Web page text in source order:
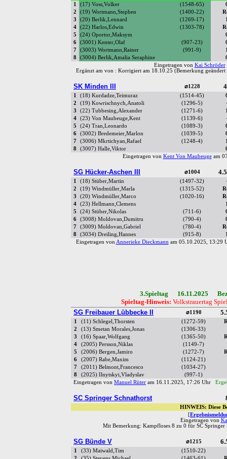
1 (17) Voss,Volker (1548-65)
2
(19) Wortmann,Stephen (1400-22)
3
(20) Berlik,Lennard (1269-17)
4
(22) Harlos,Edwin (1303-78)
5
(24) Oportor,Maksym
6
(3001) Kenter,Olaf (907-23)
7
(3003) Wortmann,Rainer (991-9)
8
(3004) Berlik,Amalia Seraphine
Eingetragen von Kai Schröder
Ergänzt am von : Korrigiert am 18.10.25 (Bemerkung
SK Minden III ⌀1228
1 (18) Kurdadze,Teimuraz (1514-45)
2
(19) Kowrischnych,Anatoli (1296-5)
3
(22) Tubbesing,Alexander (1271-6)
4
(23) Von Maubeuge,Kent (1139-6)
5
(24) Tran,Leonardo (1089-3)
6
(3002) Bredemeier,Marlon (1039-5)
7
(3006) Mkrtichyan,Rafael (1248-4)
8
(3007) Halle,Viktor
Eingetragen von Kent Von Maubeugeam
SG Hücker-Aschen III ⌀1004
1 (18) Stüber,Martin (1497-32)
2
(19) Windmüller,Marla (1315-52)
3
(20) Windmüller,Marco (1020-16)
4
(23) Hellmann,Clemens
5
(24) Stüber,Nikolas (711-6)
6
(3008) Moldovan,Dumitru (790-4)
7
(3009) Moldovan,Gabriel (780-4)
8
(3034) Dreiling,Hannes (915-8)
Eingetragen vonAnnerieke Dieckmannam 05.10.2025,
3.Spieltag 16.11.2025
Spieltag-Hinweis: Volkstrauertag
SG Freibauer Lübbecke II
⌀1190
1 (11) Schlegel,Thorsten (1272-59)
2
(13) Smetan Morales,Jonas
(1306-33)
3
(16) Spaar,Wolfgang (1365-50)
4
(2005) Persson,Niklas
(1149-7)
5
(2006) Bergen,Jamiro (1272-7)
6
(2007) Rabe,Maxim
(1124-21)
7
(2011) Belmont,Francesco
(1034-27)
8
(2025) Ilnytskyi,Vladyslav
(997-1)
Eingetragen von Manuel Rüter am 16.11.2025, 17:26 Uhr
SC Springer Schnathorst
HINWEIS: Diese
Eingetragen von
Mit Bemerkung: Kampfloses 8 zu 0 für SC Springer
SG Bünde V ⌀1215
1 (33) Maiwald,Tim
(1510-22)